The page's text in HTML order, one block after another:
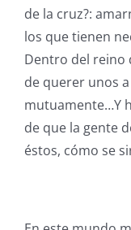
de la cruz?:
los que tienen
Dentro del reino
de querer unos
mutuamente…Y
de que la gente
éstos, cómo se